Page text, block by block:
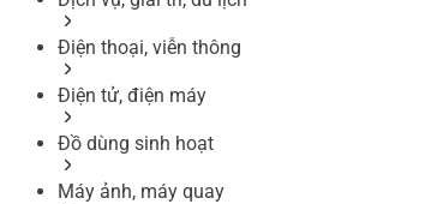
Điện thoại, viễn thông
Điện tử, điện máy
Đồ dùng sinh hoạt
Máy ảnh, máy quay